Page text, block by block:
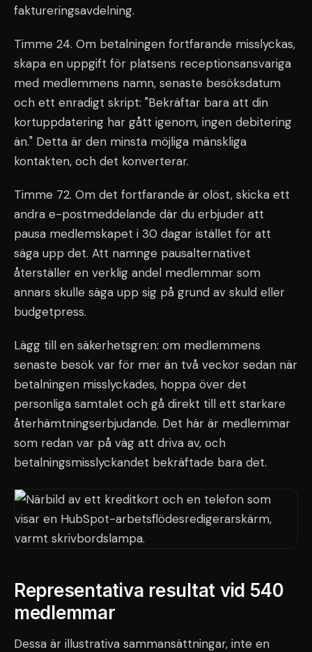
faktureringsavdelning.
Timme 24. Om betalningen fortfarande misslyckas,
skapa en uppgift för platsens receptionsansvariga
med medlemmens namn, senaste besöksdatum
och ett enradigt skript: "Bekräftar bara att din
kortuppdatering har gått igenom, ingen debitering
än." Detta är den minsta möjliga mänskliga
kontakten, och det konverterar.
Timme 72. Om det fortfarande är olöst, skicka ett
andra e-postmeddelande där du erbjuder att
pausa medlemskapet i 30 dagar istället för att
säga upp det. Att namnge pausalternativet
återställer en verklig andel medlemmar som
annars skulle säga upp sig på grund av skuld eller
budgetpress.
Lägg till en säkerhetsgren: om medlemmens
senaste besök var för mer än två veckor sedan när
betalningen misslyckades, hoppa över det
personliga samtalet och gå direkt till ett starkare
återhämtningserbjudande. Det här är medlemmar
som redan var på väg att driva av, och
betalningsmisslyckandet bekräftade bara det.
Representativa resultat vid 540
medlemmar
Dessa är illustrativa sammansättningar, inte en